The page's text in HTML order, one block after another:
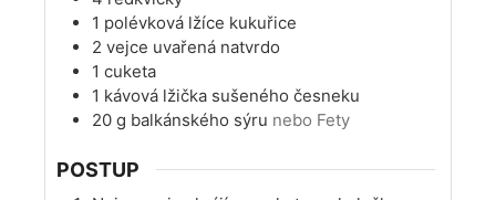
1 polévková lžíce kukuřice
2 vejce uvařená natvrdo
1 cuketa
1 kávová lžička sušeného česneku
20 g balkánského sýru nebo Fety
POSTUP